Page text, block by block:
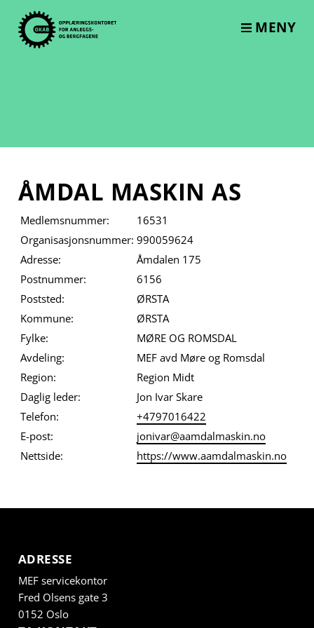
content
MENY
ÅMDAL MASKIN AS
Medlemsnummer:
16531
Organisasjonsnummer: 990059624
Adresse:
Åmdalen 175
Postnummer:
6156
Poststed:
ØRSTA
Kommune:
ØRSTA
Fylke:
MØRE OG ROMSDAL
Avdeling:
MEF avd Møre og Romsdal
Region:
Region Midt
Daglig leder:
Jon Ivar Skare
Telefon:
+4797016422
E-post:
jonivar@aamdalmaskin.no
Nettside:
https://www.aamdalmaskin.no
ADRESSE
MEF servicekontor
Fred Olsens gate 3
0152 Oslo